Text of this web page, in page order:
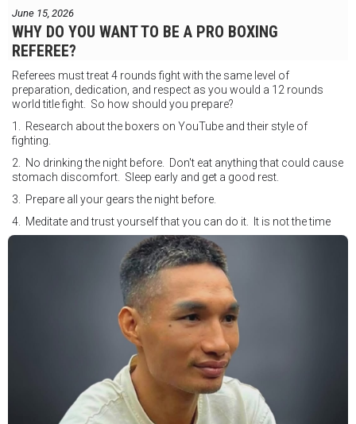
June 15, 2026
WHY DO YOU WANT TO BE A PRO BOXING
REFEREE?
Referees must treat 4 rounds fight with the same level of
preparation, dedication, and respect as you would a 12 rounds
world title fight. So how should you prepare?
1. Research about the boxers on YouTube and their style of
fighting.
2. No drinking the night before. Don't eat anything that could cause
stomach discomfort. Sleep early and get a good rest.
3. Prepare all your gears the night before.
4. Meditate and trust yourself that you can do it. It is not the time
for self doubt.
5. Conduct yourself as if you are on the world stage for a world
championship fight. Remeber that everyone is watching.
6. It's ok to make a mistake but its not okay to hesitate. When you
make a call, make it loud and clear.
Know that it is not about you. It's about ensuring the safety and the
fairness for the boxers who put their lives in the ring. At the end,
what Tony Weeks said during the Referee training seminar
encapsulates it well. "You do it for the love and respect of the
#professionalboxing